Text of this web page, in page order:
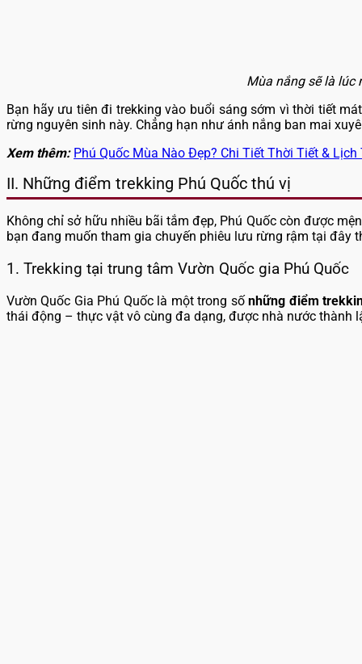
Mùa nắng sẽ là lúc
Bạn hãy ưu tiên đi trekking vào buổi sáng sớm vì thời tiết
rừng nguyên sinh này. Chẳng hạn như ánh nắng ban mai
Xem thêm: Phú Quốc Mùa Nào Đẹp? Chi Tiết Thời Tiết & Lịch
II. Những điểm trekking Phú Quốc thú vị
Không chỉ sở hữu nhiều bãi tắm đẹp, Phú Quốc còn được
bạn đang muốn tham gia chuyến phiêu lưu rừng rậm tại đây
1. Trekking tại trung tâm Vườn Quốc gia Phú Quốc
Vườn Quốc Gia Phú Quốc là một trong sốnhững điểm
thái động – thực vật vô cùng đa dạng, được nhà nước thành